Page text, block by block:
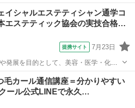
立された日本で最も大きな協会である
られた教育カリキュラム・講師・設備
ールです。...
シャルエステティシャン通学コ
ステティック協会の実技合格…
提携サイト 7月23日
発展を目的として、美容・医学・化粧
立された日本で最も大きな協会である
られた教育カリキュラム・講師・設備
ールです。...
毛カール通信講座＝分かりやすい
ール公式LINEで永久…